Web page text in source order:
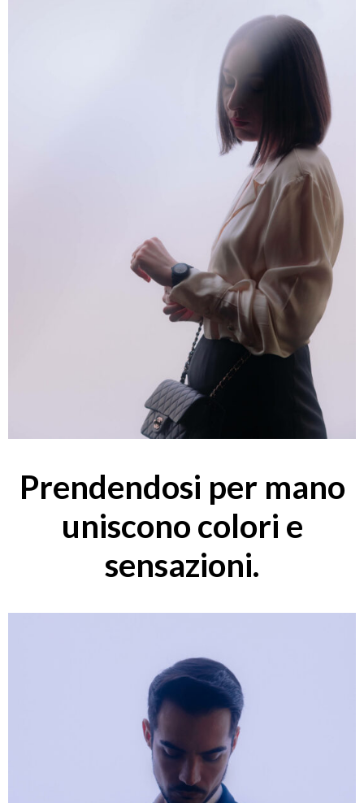
Prendendosi per mano
uniscono colori e
sensazioni.